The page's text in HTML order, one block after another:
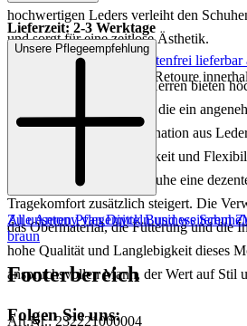
hochwertigen Leders verleiht den
und sorgt für eine zeitlose Ästhetik.
Diese Schnürschuhe für Herren bieten
dem Leder-Innenmaterial, die ein
gewährleistet. Die Kombination aus
sorgt für optimale Haltbarkeit und
von 2,5 cm bieten die Schuhe eine
Tragekomfort zusätzlich steigert. Die
das Obermaterial, die Fütterung und die
hohe Qualität und Langlebigkeit dieses
anspruchsvollen Mann, der Wert auf Stil
Art.Nr.: 232221000004
Lieferzeit: 2-3 Werktage
Keine Versandkosten:
kostenfrei
Einfache und Kostenlose Retoure
Unsere Pflegeempfehlung
Zu unseren Pflegemitteln und weiterem
Alle Antony van Diyck Business Schuhe
braun
Footerbereich
Folgen Sie uns: